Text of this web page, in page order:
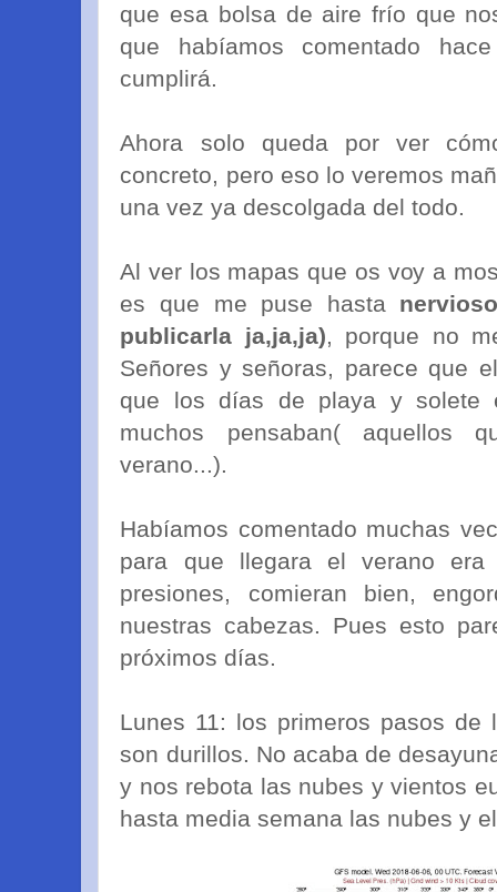
que esa bolsa de aire frío que
que habíamos comentado
cumplirá.
Ahora solo queda por ver
concreto, pero eso lo veremos
una vez ya descolgada del todo.
Al ver los mapas que os voy a
es que me puse hasta
publicarla ja,ja,ja), porque no
Señores y señoras, parece que
que los días de playa y solete
muchos pensaban( aquellos
verano...).
Habíamos comentado muchas
para que llegara el verano
presiones, comieran bien,
nuestras cabezas. Pues esto
próximos días.
Lunes 11: los primeros pasos de
son durillos. No acaba de
y nos rebota las nubes y vientos
hasta media semana las nubes y